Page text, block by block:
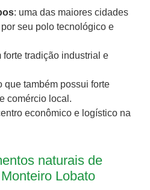
: uma das maiores cidades
seu polo tecnológico e
forte tradição industrial e
que também possui forte
comércio local.
econômico e logístico na
naturais de
Lobato